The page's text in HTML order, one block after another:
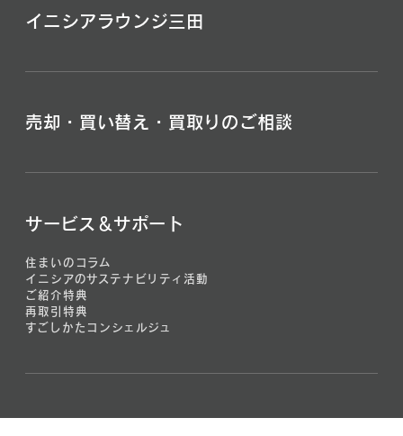
イニシアラウンジ三田
売却・買い替え・買取りのご相談
サービス＆サポート
住まいのコラム
イニシアのサステナビリティ活動
ご紹介特典
再取引特典
すごしかたコンシェルジュ